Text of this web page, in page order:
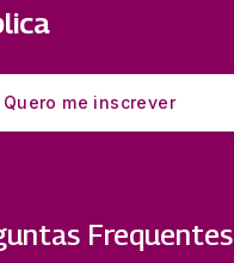
Quero me inscrever
Frequentes